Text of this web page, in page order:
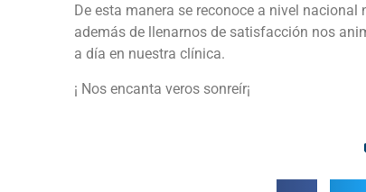
De esta manera se reconoce a nivel
además de llenarnos de satisfacción nos
a día en nuestra clínica.
¡ Nos encanta veros sonreír¡